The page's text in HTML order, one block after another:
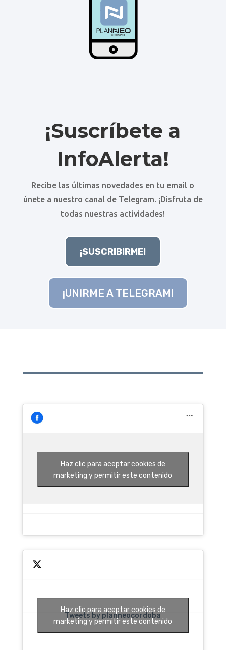
¡Suscríbete a
InfoAlerta!
Recibe las últimas novedades en tu email o
únete a nuestro canal de Telegram. ¡Disfruta de
todas nuestras actividades!
¡SUSCRIBIRME!
¡UNIRME A TELEGRAM!
Haz clic para aceptar cookies de
marketing y permitir este contenido
Tweets by planneocordoba
Haz clic para aceptar cookies de
marketing y permitir este contenido